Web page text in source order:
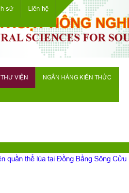
sử Liên hệ
THƯ VIỆN NGÂN HÀNG KIẾN THỨC
quần thể lúa tại Đồng Bằng Sông Cửu